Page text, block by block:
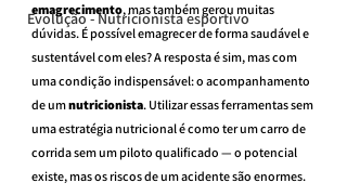
Evolução - Nutricionista esportivo
emagrecimento, mas também gerou muitas
dúvidas. É possível emagrecer de forma saudável e
sustentável com eles? A resposta é sim, mas com
uma condição indispensável: o acompanhamento
de um nutricionista. Utilizar essas ferramentas sem
uma estratégia nutricional é como ter um carro de
corrida sem um piloto qualificado — o potencial
existe, mas os riscos de um acidente são enormes.